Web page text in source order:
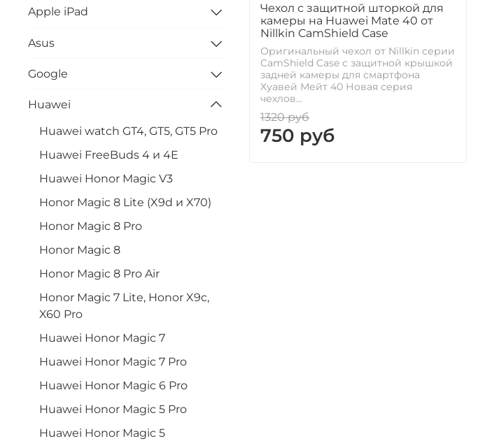
Чехол с защитной шторкой для
камеры на Huawei Mate 40 от
Nillkin CamShield Case
Оригинальный чехол от Nillkin серии
CamShield Case с защитной крышкой
задней камеры для смартфона
Хуавей Мейт 40 Новая серия
чехлов...
1320 руб
750 руб
Apple iPad
Asus
Google
Huawei
Huawei watch GT4, GT5, GT5 Pro
Huawei FreeBuds 4 и 4E
Huawei Honor Magic V3
Honor Magic 8 Lite (X9d и X70)
Honor Magic 8 Pro
Honor Magic 8
Honor Magic 8 Pro Air
Honor Magic 7 Lite, Honor X9c,
X60 Pro
Huawei Honor Magic 7
Huawei Honor Magic 7 Pro
Huawei Honor Magic 6 Pro
Huawei Honor Magic 5 Pro
Huawei Honor Magic 5